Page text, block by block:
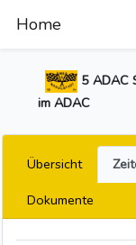
Home
5 ADAC
im ADAC
Übersicht
Dokumente